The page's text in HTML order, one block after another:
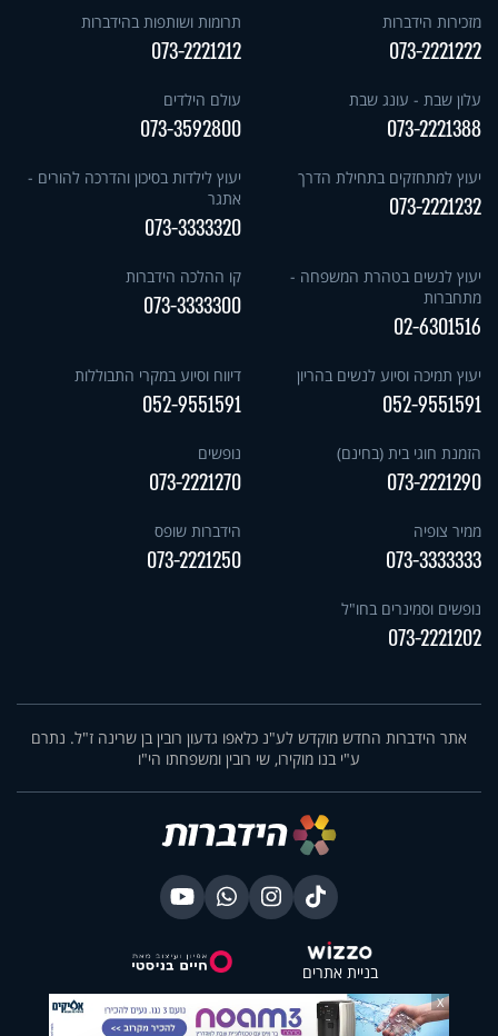
מזכירות הידברות
073-2221222
תרומות ושותפות בהידברות
073-2221212
עלון שבת - עונג שבת
073-2221388
עולם הילדים
073-3592800
יעוץ למתחזקים בתחילת הדרך
073-2221232
יעוץ לילדות בסיכון והדרכה להורים -
אתגר
073-3333320
יעוץ לנשים בטהרת המשפחה -
מתחברות
02-6301516
קו ההלכה הידברות
073-3333300
יעוץ תמיכה וסיוע לנשים בהריון
052-9551591
דיווח וסיוע במקרי התבוללות
052-9551591
הזמנת חוגי בית (בחינם)
073-2221290
נופשים
073-2221270
ממיר צופיה
073-3333333
הידברות שופס
073-2221250
נופשים וסמינרים בחו"ל
073-2221202
אתר הידברות החדש מוקדש לע"נ כלאפו גדעון רובין בן שרינה ז"ל. נתרם
ע"י בנו מוקירו, שי רובין ומשפחתו הי"ו
בניית אתרים
X